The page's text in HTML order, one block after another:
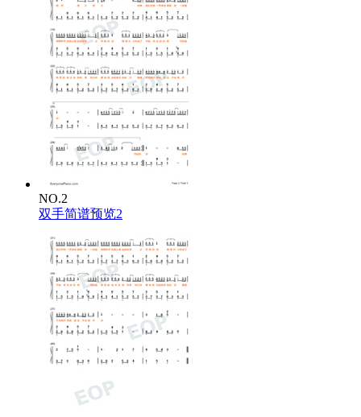
NO.2
双手简谱预览2